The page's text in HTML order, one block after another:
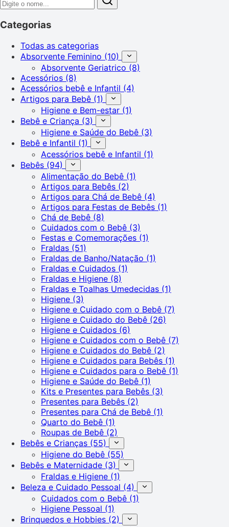
Categorias
Todas as categorias
Absorvente Feminino (10)
Absorvente Geriatrico (8)
Acessórios (8)
Acessórios bebê e Infantil (4)
Artigos para Bebê (1)
Higiene e Bem-estar (1)
Bebê e Criança (3)
Higiene e Saúde do Bebê (3)
Bebê e Infantil (1)
Acessórios bebê e Infantil (1)
Bebês (94)
Alimentação do Bebê (1)
Artigos para Bebês (2)
Artigos para Chá de Bebê (4)
Artigos para Festas de Bebês (1)
Chá de Bebê (8)
Cuidados com o Bebê (3)
Festas e Comemorações (1)
Fraldas (51)
Fraldas de Banho/Natação (1)
Fraldas e Cuidados (1)
Fraldas e Higiene (8)
Fraldas e Toalhas Umedecidas (1)
Higiene (3)
Higiene e Cuidado com o Bebê (7)
Higiene e Cuidado do Bebê (26)
Higiene e Cuidados (6)
Higiene e Cuidados com o Bebê (7)
Higiene e Cuidados do Bebê (2)
Higiene e Cuidados para Bebês (1)
Higiene e Cuidados para o Bebê (1)
Higiene e Saúde do Bebê (1)
Kits e Presentes para Bebês (3)
Presentes para Bebês (2)
Presentes para Chá de Bebê (1)
Quarto do Bebê (1)
Roupas de Bebê (2)
Bebês e Crianças (55)
Higiene do Bebê (55)
Bebês e Maternidade (3)
Fraldas e Higiene (1)
Beleza e Cuidado Pessoal (4)
Cuidados com o Bebê (1)
Higiene Pessoal (1)
Brinquedos e Hobbies (2)